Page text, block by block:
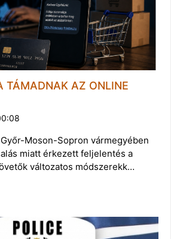
TÁMADNAK AZ ONLINE
Moson-Sopron vármegyében
miatt érkezett feljelentés a
változatos módszerekk…